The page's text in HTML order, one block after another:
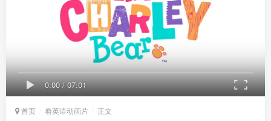
0:00/07:01
首页 看英语动画片 正文